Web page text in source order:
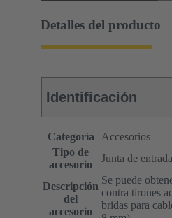
Detalles del producto
Identificación
Categoría
Accesorios
Tipo de
accesorio
Junta de
Descripción
del
accesorio
Se puede
contra tirones
bridas para